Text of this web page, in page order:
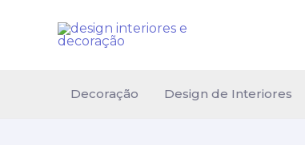
Decoração
Design de Interiores